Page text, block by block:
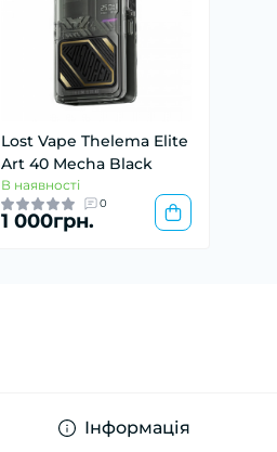
Lost Vape Thelema Elite
Art 40 Mecha Black
В наявності
0
1 000грн.
Інформація